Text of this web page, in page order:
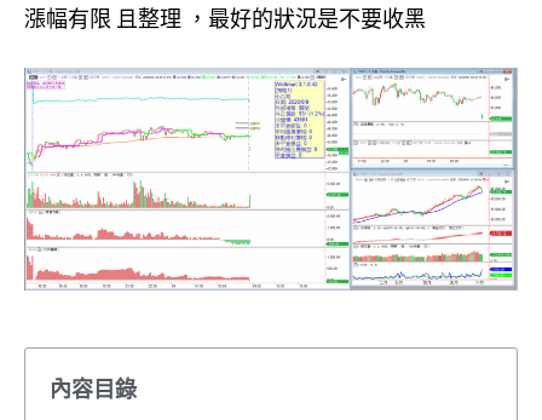
漲幅有限 且整理 ，最好的狀況是不要收黑
內容目錄